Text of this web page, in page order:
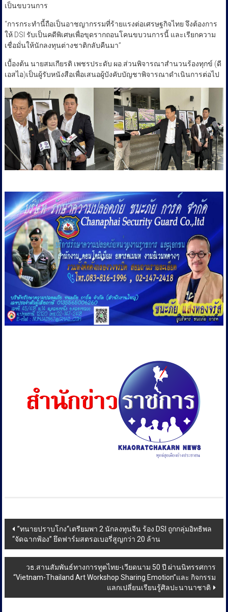
เป็นขบวนการ
“การกระทำนี้ถือเป็นอาชญากรรมที่ร้ายแรงต่อเศรษฐกิจไทย จึงต้องการ
ให้ DSI รับเป็นคดีพิเศษเพื่อขุดรากถอนโคนขบวนการนี้ และเรียกความ
เชื่อมั่นให้นักลงทุนต่างชาติกลับคืนมา”
เบื้องต้น นายสมเกียรติ เพชรประดับ ผอ.ส่วนพิจารณาสำนวนร้องทุกข์ (ดี
เอสไอ)เป็นผู้รับหนังสือเพื่อเสนอผู้บังคับบัญชาพิจารณาดำเนินการต่อไป
Post
navigation
”ทนายปราบโกง“เตรียมพา 2 นักลงทุนจีน ร้อง DSI ถูกกลุ่มอิทธิพล
“จัดฉากฟ้อง” ยึดฟาร์มสตรอเบอรี่สูญกว่า 20 ล้าน
วธ.สานสัมพันธ์ทางการทูตไทย-เวียดนาม 50 ปี ผ่านนิทรรศการ
“Vietnam-Thailand Art Workshop Sharing Emotion”และ กิจกรรม
แลกเปลี่ยนเรียนรู้ศิลปะนานาชาติ